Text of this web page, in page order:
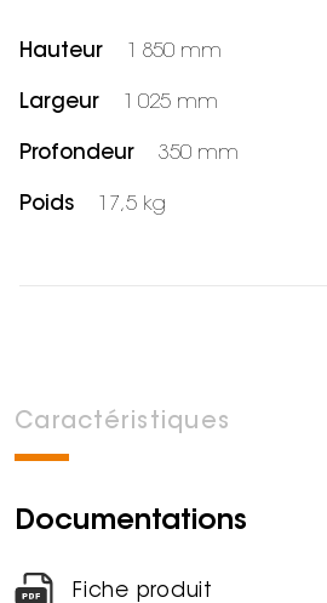
Hauteur 1 850 mm
Largeur 1 025 mm
Profondeur 350 mm
Poids 17,5 kg
Caractéristiques
Documentations
Fiche produit